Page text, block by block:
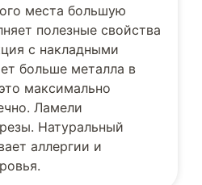
места большую
полезные свойства
с накладными
больше металла в
максимально
Ламели
Натуральный
аллергии и